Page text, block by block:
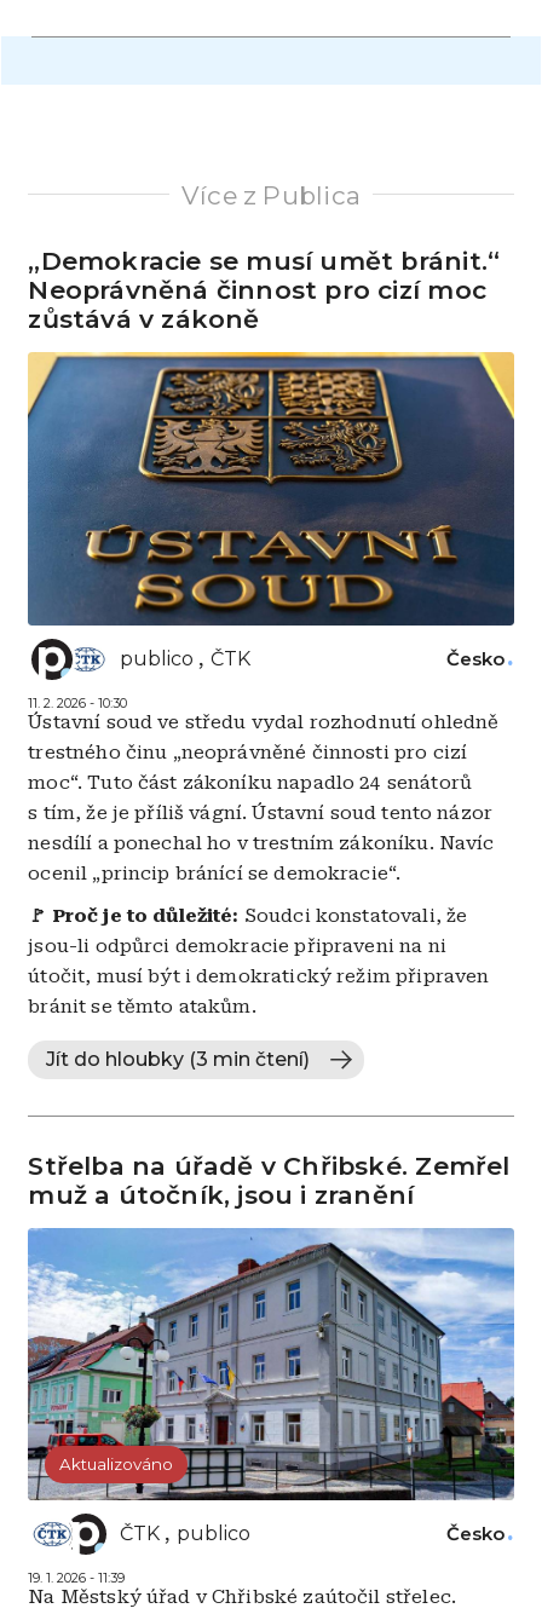
Více z Publica
„Demokracie se musí umět bránit.“
Neoprávněná činnost pro cizí moc
zůstává v zákoně
publico ČTK
11. 2. 2026 - 10:30
Česko
Ústavní soud ve středu vydal rozhodnutí ohledně
trestného činu „neoprávněné činnosti pro cizí
moc“. Tuto část zákoníku napadlo 24 senátorů
s tím, že je příliš vágní. Ústavní soud tento názor
nesdílí a ponechal ho v trestním zákoníku. Navíc
ocenil „princip bránící se demokracie“.
🚩 Proč je to důležité: Soudci konstatovali, že
jsou-li odpůrci demokracie připraveni na ni
útočit, musí být i demokratický režim připraven
bránit se těmto atakům.
Jít do hloubky (3 min čtení)
Střelba na úřadě v Chřibské. Zemřel
muž a útočník, jsou i zranění
Aktualizováno
ČTK publico
19. 1. 2026 - 11:39
Česko
Na Městský úřad v Chřibské zaútočil střelec.